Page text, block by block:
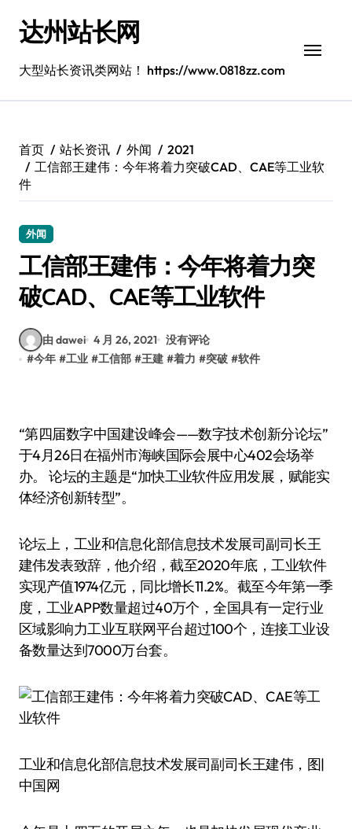
达州站长网
大型站长资讯类网站！ https://www.0818zz.com
首页 站长资讯 外闻
2021
工信部王建伟：今年将着力突破CAD、CAE等工业软
件
外闻
工信部王建伟：今年将着力突
破CAD、CAE等工业软件
由 dawei 4 月 26, 2021 没有评论
#今年 #工业 #工信部 #王建 #着力 #突破 #软件
“第四届数字中国建设峰会——数字技术创新分论坛”
于4月26日在福州市海峡国际会展中心402会场举
办。 论坛的主题是“加快工业软件应用发展，赋能实
体经济创新转型”。
论坛上，工业和信息化部信息技术发展司副司长王
建伟发表致辞，他介绍，截至2020年底，工业软件
实现产值1974亿元，同比增长11.2%。截至今年第一季
度，工业APP数量超过40万个，全国具有一定行业
区域影响力工业互联网平台超过100个，连接工业设
备数量达到7000万台套。
工业和信息化部信息技术发展司副司长王建伟，图|
中国网